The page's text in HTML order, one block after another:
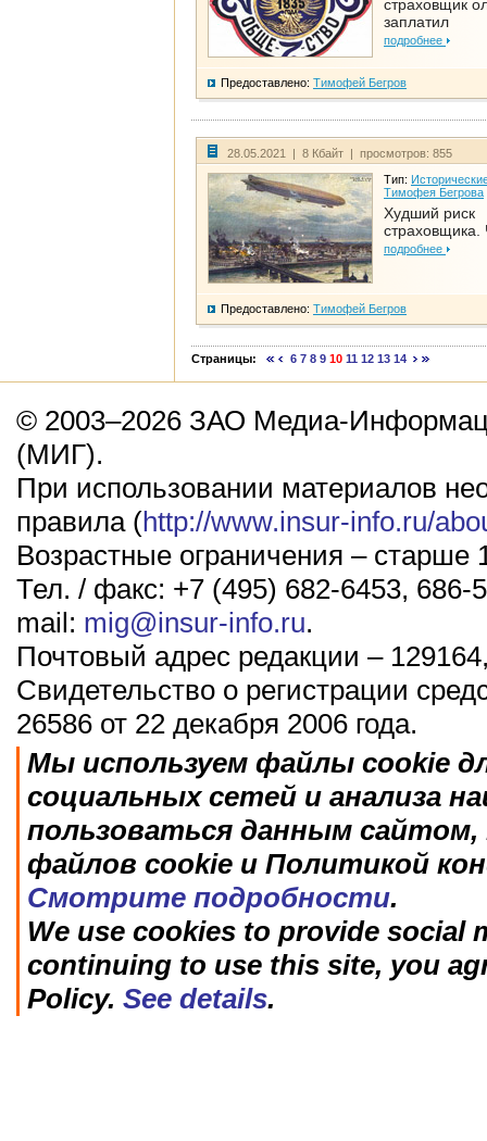
страховщик
заплатил
подробнее
Предоставлено: Тимофей Бегров
28.05.2021 | 8 Кбайт | просмотров: 855
Тип:
Тимофея Бегрова
Худший риск
страховщика.
подробнее
Предоставлено: Тимофей Бегров
Страницы: 6 7 8 9 10 11 12 13 14
© 2003–2026 ЗАО Медиа-
(МИГ).
При использовании материалов
правила (http://www.insur-info.ru/
Возрастные ограничения – старше
Тел. / факс: +7 (495) 682-6453, 686-
mail: mig@insur-info.ru.
Почтовый адрес редакции –
Свидетельство о регистрации
26586 от 22 декабря 2006 года.
Мы используем файлы cookie
социальных сетей и анализа
пользоваться данным
файлов cookie и Политикой
Смотрите подробности.
We use cookies to provide social
continuing to use this site, you
Policy. See details.